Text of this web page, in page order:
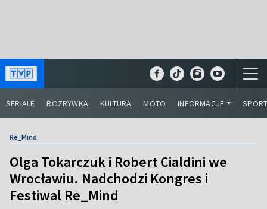
SERIALE ROZRYWKA KULTURA MOTO INFORMACJE
Re_Mind
Olga Tokarczuk i Robert Cialdini we
Wrocławiu. Nadchodzi Kongres i
Festiwal Re_Mind